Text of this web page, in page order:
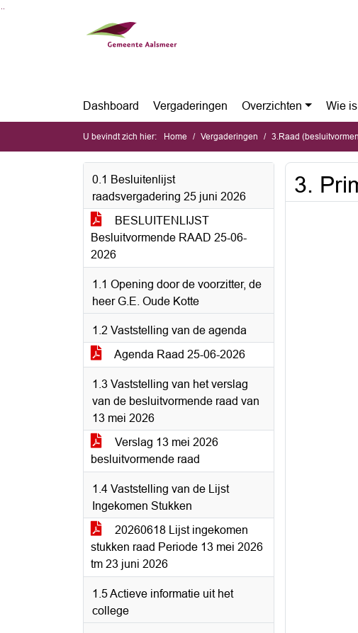
Dashboard Vergaderingen Overzichten Wie
U bevindt zich hier: Home Vergaderingen 3.Raad
0.1 Besluitenlijst
raadsvergadering 25 juni 2026
BESLUITENLIJST
Besluitvormende RAAD 25-06-
2026
1.1 Opening door de voorzitter, de
heer G.E. Oude Kotte
1.2 Vaststelling van de agenda
Agenda Raad 25-06-2026
1.3 Vaststelling van het verslag
van de besluitvormende raad van
13 mei 2026
Verslag 13 mei 2026
besluitvormende raad
1.4 Vaststelling van de Lijst
Ingekomen Stukken
20260618 Lijst ingekomen
stukken raad Periode 13 mei 2026
tm 23 juni 2026
1.5 Actieve informatie uit het
college
3.